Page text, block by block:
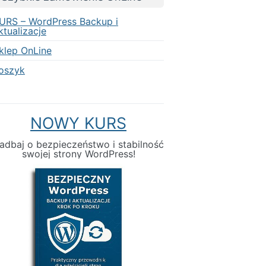
– WordPress Backup i
OnLine
NOWY KURS
o bezpieczeństwo i stabilność
swojej strony WordPress!